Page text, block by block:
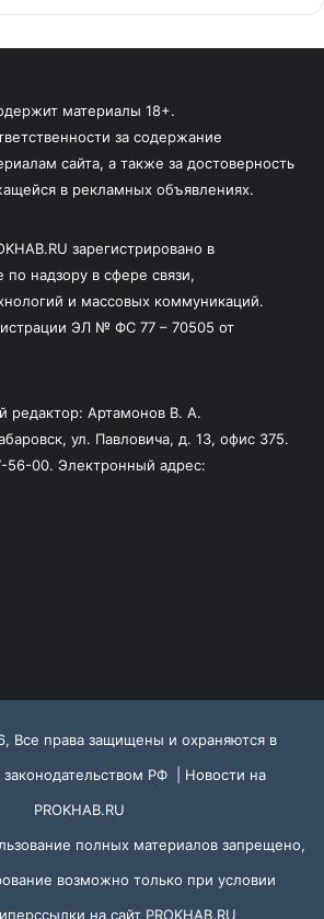
материалы 18+.
за содержание
сайта, а также за достоверность
в рекламных объявлениях.
зарегистрировано в
надзору в сфере связи,
и массовых коммуникаций.
ЭЛ № ФС 77 – 70505 от
редактор: Артамонов В. А.
ул. Павловича, д. 13, офис 375.
56-00. Электронный адрес:
Все права защищены и охраняются в
законодательством РФ | Новости на
PROKHAB.RU
полных материалов запрещено,
возможно только при условии
на сайт PROKHAB.RU